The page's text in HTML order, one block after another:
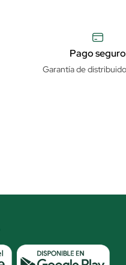
Pago seguro
Garantía de